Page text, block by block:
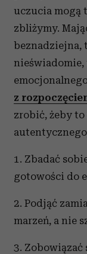
uczucia mogą
zbliżymy.
beznadziejna,
z
zrobić, żeby
1. Zbadać
gotowości do
2. Podjąć
marzeń, a nie
3. Zobowiązać